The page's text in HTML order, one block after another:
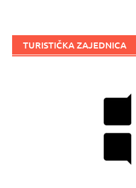
TURISTIČKA ZAJEDNICA